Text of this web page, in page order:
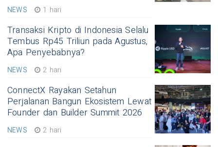
NEWS 1 hari
Transaksi Kripto di Indonesia Selalu
Tembus Rp45 Triliun pada Agustus,
Apa Penyebabnya?
NEWS 2 hari
ConnectX Rayakan Setahun
Perjalanan Bangun Ekosistem Lewat
Founder dan Builder Summit 2026
NEWS 2 hari